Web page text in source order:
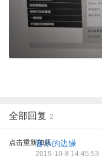
全部回复 2
点击重新加载音乐的边缘
2019-10-8 14:45:53